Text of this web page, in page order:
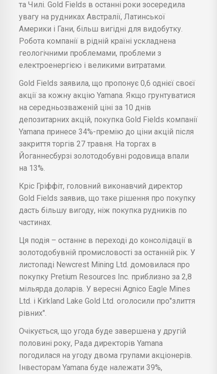
та Чилі. Gold Fields в останні роки зосередила
увагу на рудниках Австралії, Латинської
Америки і Гани, більш вигідні для видобутку.
Робота компанії в рідній країні ускладнена
геологічними проблемами, проблеми з
електроенергією і великими витратами.
Gold Fields заявила, що пропонує 0,6 однієї своєї
акції за кожну акцію Yamana. Якщо грунтуватися
на середньозваженій ціні за 10 днів
депозитарних акцій, покупка Gold Fields компанії
Yamana принесе 34%-премію до ціни акцій після
закриття торгів 27 травня. На торгах в
Йоганнесбурзі золотодобувні родовища впали
на 13%.
Кріс Гріффіт, головний виконавчий директор
Gold Fields заявив, що таке рішення про покупку
дасть більшу вигоду, ніж покупка рудників по
частинах.
Ця подія – останнє в переході до консолідації в
золотодобувній промисловості за останній рік. У
листопаді Newcrest Mining Ltd. домовилася про
покупку Pretium Resources Inc. приблизно за 2,8
мільярда доларів. У вересні Agnico Eagle Mines
Ltd. і Kirkland Lake Gold Ltd. оголосили про"злиття
рівних".
Очікується, що угода буде завершена у другій
половині року, Рада директорів Yamana
погодилася на угоду двома групами акціонерів.
Інвесторам Yamana буде належати 39%,